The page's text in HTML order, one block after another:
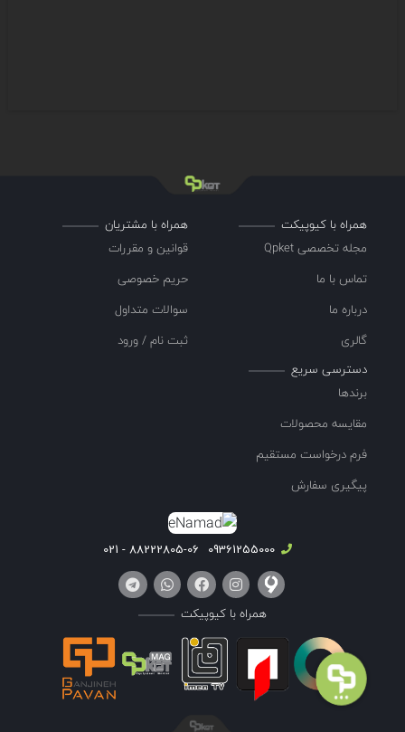
همراه با کیوپیکت
مجله تخصصی Qpket
تماس با ما
درباره ما
گالری
همراه با مشتریان
قوانین و مقررات
حریم خصوصی
سوالات متداول
ثبت نام / ورود
دسترسی سریع
برندها
مقایسه محصولات
فرم درخواست مستقیم
پیگیری سفارش
09361255000
88222805-06 - 021
همراه با کیوپیکت